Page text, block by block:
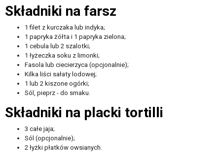
Składniki na farsz
1 filet z kurczaka lub indyka;
1 papryka żółta i 1 papryka zielona;
1 cebula lub 2 szalotki;
1 łyżeczka soku z limonki;
Fasola lub ciecierzyca (opcjonalnie);
Kilka liści sałaty lodowej;
1 lub 2 kiszone ogórki;
Sól, pieprz - do smaku.
Składniki na placki tortilli
3 całe jaja;
Sól (opcjonalnie);
2 łyżki płatków owsianych.